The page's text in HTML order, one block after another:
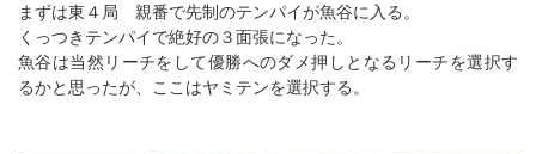
まずは東４局 親番で先制のテンパイが魚谷に入る。
くっつきテンパイで絶好の３面張になった。
魚谷は当然リーチをして優勝へのダメ押しとなるリーチを選択す
るかと思ったが、ここはヤミテンを選択する。